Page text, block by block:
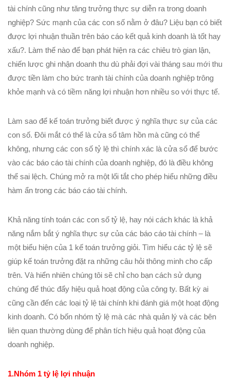
tài chính cũng như tăng trưởng thực sự diễn ra trong doanh
nghiệp? Sức mạnh của các con số nằm ở đâu? Liệu bạn có biết
được lợi nhuận thuần trên báo cáo kết quả kinh doanh là tốt hay
xấu?. Làm thế nào để bạn phát hiện ra các chiêu trò gian lận,
chiến lược ghi nhận doanh thu dù phải đợi vài tháng sau mới thu
được tiền làm cho bức tranh tài chính của doanh nghiệp trông
khỏe mạnh và có tiềm năng lợi nhuận hơn nhiều so với thực tế.
Làm sao để kế toán trưởng biết được ý nghĩa thực sự của các
con số. Đôi mắt có thể là cửa sổ tâm hồn mà cũng có thể
không, nhưng các con số tỷ lệ thì chính xác là cửa sổ để bước
vào các báo cáo tài chính của doanh nghiệp, đó là điều không
thể sai lệch. Chúng mở ra một lối tắt cho phép hiểu những điều
hàm ẩn trong các báo cáo tài chính.
Khả năng tính toán các con số tỷ lệ, hay nói cách khác là khả
năng nắm bắt ý nghĩa thực sự của các báo cáo tài chính – là
một biểu hiện của 1 kế toán trưởng giỏi. Tìm hiểu các tỷ lệ sẽ
giúp kế toán trưởng đặt ra những câu hỏi thông minh cho cấp
trên. Và hiển nhiên chúng tôi sẽ chỉ cho bạn cách sử dụng
chúng để thúc đẩy hiệu quả hoạt động của công ty. Bất kỳ ai
cũng cần đến các loại tỷ lệ tài chính khi đánh giá một hoạt động
kinh doanh. Có bốn nhóm tỷ lệ mà các nhà quản lý và các bên
liên quan thường dùng để phân tích hiệu quả hoạt động của
doanh nghiệp.
1.Nhóm 1 tỷ lệ lợi nhuận